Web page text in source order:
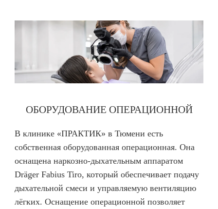
ОБОРУДОВАНИЕ ОПЕРАЦИОННОЙ
В клинике «ПРАКТИК» в Тюмени есть
собственная оборудованная операционная. Она
оснащена наркозно-дыхательным аппаратом
Dräger Fabius Tiro, который обеспечивает подачу
дыхательной смеси и управляемую вентиляцию
лёгких. Оснащение операционной позволяет